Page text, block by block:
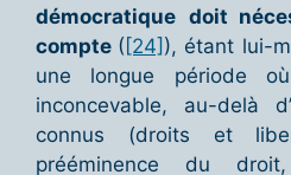
démocratique doit
compte ([24] ), étant lui-
une longue période
inconcevable, au-delà
connus (droits et
prééminence du droit,